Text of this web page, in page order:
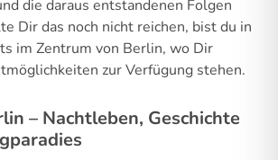
die daraus entstandenen Folgen
Dir das noch nicht reichen, bist du in
im Zentrum von Berlin, wo Dir
zur Verfügung stehen.
– Nachtleben, Geschichte